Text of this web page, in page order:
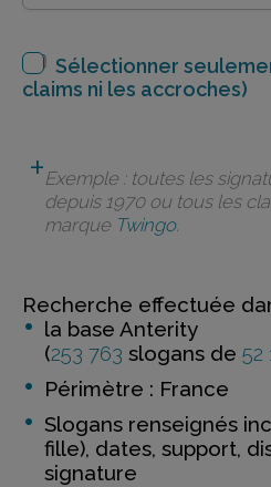
Sélectionner
claims ni les accroches)
Exemple : toutes les
depuis 1970 ou tous les
marque Twingo.
Recherche effectuée
la base Anterity
(253 763 slogans de 52
Périmètre : France
Slogans renseignés
fille), dates, support,
signature